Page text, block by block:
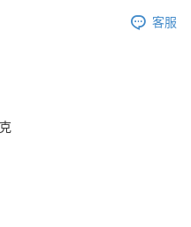
客服